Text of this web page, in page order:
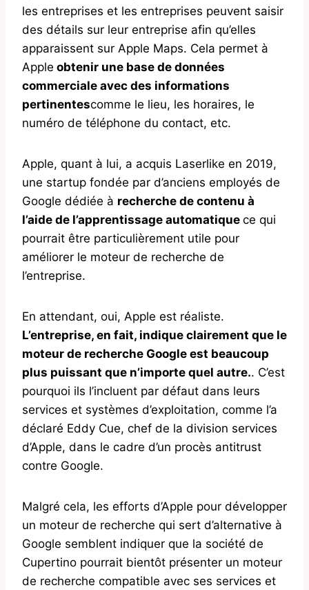
les entreprises et les entreprises peuvent saisir
des détails sur leur entreprise afin qu’elles
apparaissent sur Apple Maps. Cela permet à
Apple obtenir une base de données
commerciale avec des informations
pertinentescomme le lieu, les horaires, le
numéro de téléphone du contact, etc.
Apple, quant à lui, a acquis Laserlike en 2019,
une startup fondée par d’anciens employés de
Google dédiée à recherche de contenu à
l’aide de l’apprentissage automatique ce qui
pourrait être particulièrement utile pour
améliorer le moteur de recherche de
l’entreprise.
En attendant, oui, Apple est réaliste.
L’entreprise, en fait, indique clairement que le
moteur de recherche Google est beaucoup
plus puissant que n’importe quel autre.. C’est
pourquoi ils l’incluent par défaut dans leurs
services et systèmes d’exploitation, comme l’a
déclaré Eddy Cue, chef de la division services
d’Apple, dans le cadre d’un procès antitrust
contre Google.
Malgré cela, les efforts d’Apple pour développer
un moteur de recherche qui sert d’alternative à
Google semblent indiquer que la société de
Cupertino pourrait bientôt présenter un moteur
de recherche compatible avec ses services et